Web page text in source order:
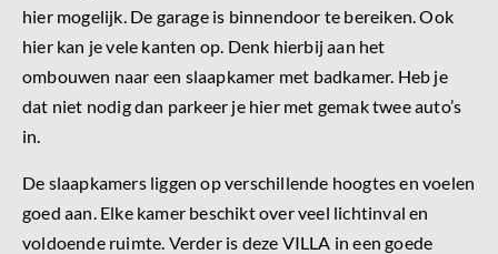
hier mogelijk. De garage is binnendoor te bereiken. Ook
hier kan je vele kanten op. Denk hierbij aan het
ombouwen naar een slaapkamer met badkamer. Heb je
dat niet nodig dan parkeer je hier met gemak twee auto’s
in.
De slaapkamers liggen op verschillende hoogtes en voelen
goed aan. Elke kamer beschikt over veel lichtinval en
voldoende ruimte. Verder is deze VILLA in een goede